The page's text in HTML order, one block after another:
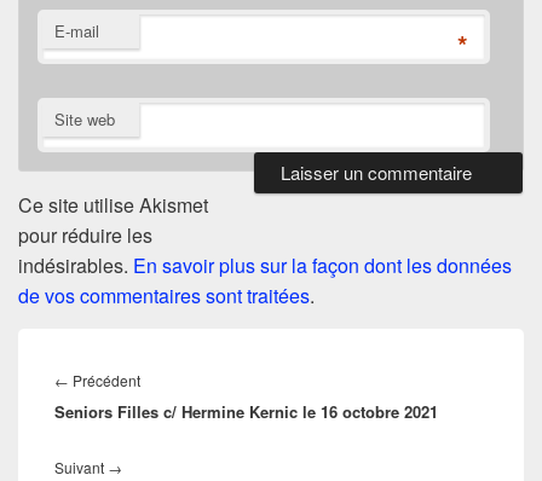
E-mail *
Site web
Ce site utilise Akismet
pour réduire les
indésirables. En savoir plus sur la façon dont les données
de vos commentaires sont traitées.
de
l’article
← PrécédentArticle
précédent :
Seniors Filles c/ Hermine Kernic le 16 octobre 2021
Suivant →